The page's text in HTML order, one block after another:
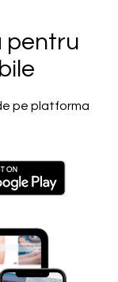
pentru
pe platforma